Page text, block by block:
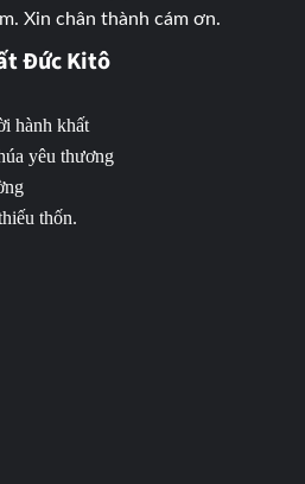
Xin chân thành cám ơn.
Đức Kitô
hành khất
yêu thương
thốn.